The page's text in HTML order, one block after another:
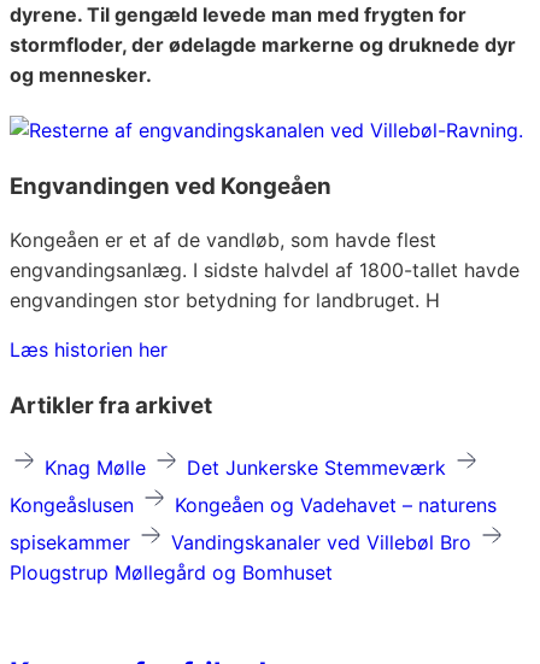
dyrene. Til gengæld levede man med frygten for
stormfloder, der ødelagde markerne og druknede dyr
og mennesker.
Engvandingen ved Kongeåen
Kongeåen er et af de vandløb, som havde flest
engvandingsanlæg. I sidste halvdel af 1800-tallet havde
engvandingen stor betydning for landbruget. H
Læs historien her
Artikler fra arkivet
Knag Mølle
Det Junkerske Stemmeværk
Kongeåslusen
Kongeåen og Vadehavet – naturens
spisekammer
Vandingskanaler ved Villebøl Bro
Plougstrup Møllegård og Bomhuset